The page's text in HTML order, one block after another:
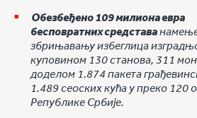
Обезбеђено 109 милиона евра
бесповратних средстава
збрињавању избеглица
куповином 130 станова, 311
доделом 1.874 пакета
1.489 сеоских кућа у преко
Републике Србије.